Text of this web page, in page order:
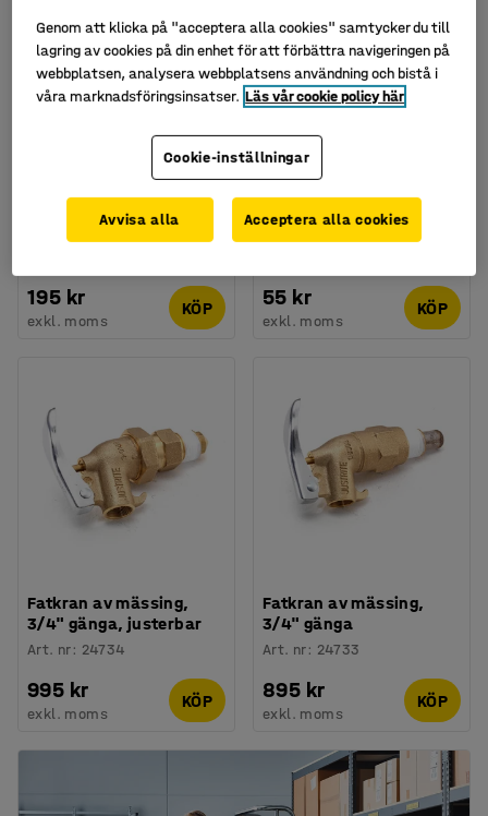
Fatkran i plast, 2" gänga
Art. nr
195 kr
exkl. moms
KÖP
Fatkran i plast, 3/4"
gänga
55 kr
exkl. moms
KÖP
Fatkran av mässing,
3/4" gänga, justerbar
Art. nr: 24734
995 kr
exkl. moms
KÖP
Fatkran av mässing,
3/4" gänga
Art. nr: 24733
895 kr
exkl. moms
KÖP
Genom att klicka på "acceptera alla cookies" samtycker du till
lagring av cookies på din enhet för att förbättra navigeringen på
webbplatsen, analysera webbplatsens användning och bistå i
våra marknadsföringsinsatser. Läs vår cookie policy här
Cookie-inställningar
Avvisa alla Acceptera alla cookies